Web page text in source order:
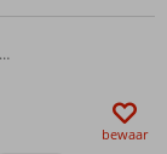
bewaar